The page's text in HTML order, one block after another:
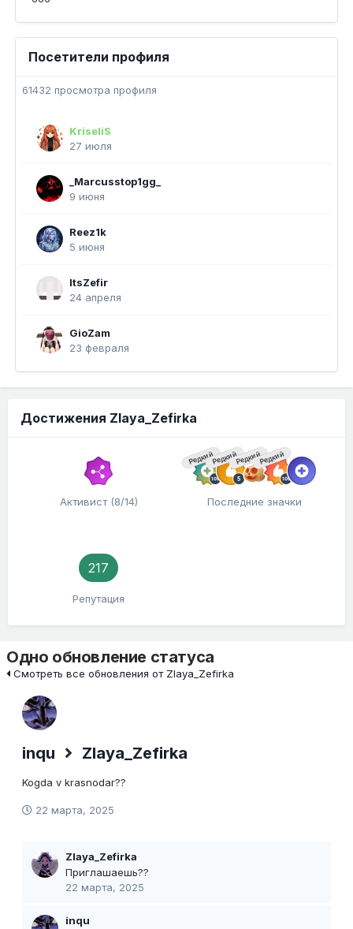
Посетители профиля
61432 просмотра профиля
KriseliS
27 июля
_Marcusstop1gg_
9 июня
Reez1k
5 июня
ItsZefir
24 апреля
GioZam
23 февраля
Достижения Zlaya_Zefirka
Активист (8/14)
РедкийРедкийРедкийРедкий
Последние значки
217
Репутация
Одно обновление статуса
Смотреть все обновления от Zlaya_Zefirka
inqu Zlaya_Zefirka
Kogda v krasnodar??
22 марта, 2025
Zlaya_Zefirka
Приглашаешь??
22 марта, 2025
inqu